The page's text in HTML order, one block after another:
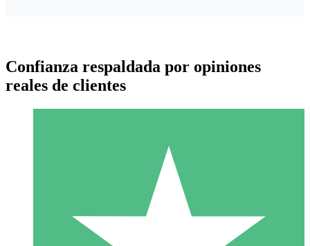
Paquetes de Créditos Individuales
Paga según el uso con créditos de descarga. Sin compromiso
Confianza respaldada por opiniones
reales de clientes